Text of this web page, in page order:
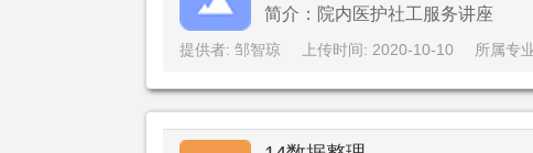
简介：院内医护社工服务讲座
提供者: 邹智琼 上传时间: 2020-10-10 所属专